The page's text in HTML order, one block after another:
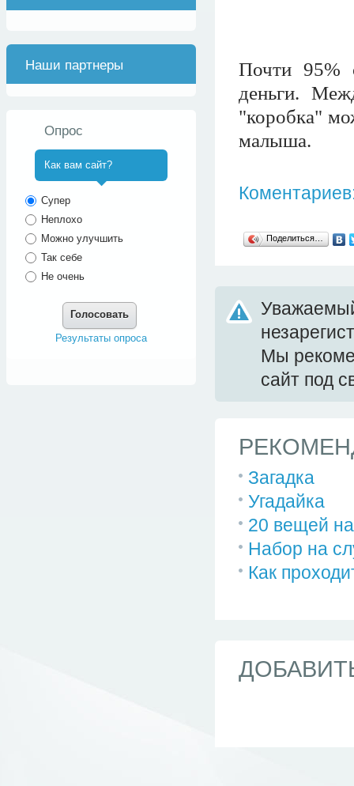
Почти 95%
деньги.
"коробка"
малыша.
Поделиться…
Мы
сайт под
Загадка
Угадайка
20 вещей
Набор на
Как
Наши партнеры
Опрос
Как вам сайт?
Супер
Неплохо
Можно улучшить
Так себе
Не очень
Голосовать
Результаты опроса